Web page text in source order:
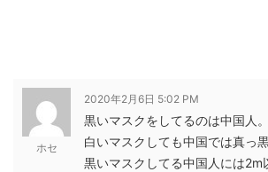
ホセ
2020年2月6日 5:02 PM
黒いマスクをしてるのは中国人。
白いマスクしても中国では真っ
黒いマスクしてる中国人には2m